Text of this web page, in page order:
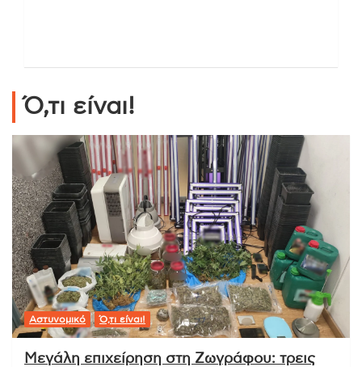
Ό,τι είναι!
Αστυνομικό Ό,τι είναι!
Μεγάλη επιχείρηση στη Ζωγράφου: τρεις